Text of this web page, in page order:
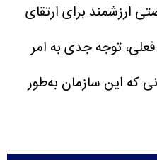
ارزشمند برای ارتقای
توجه جدی به امر
که این سازمان به‌طور